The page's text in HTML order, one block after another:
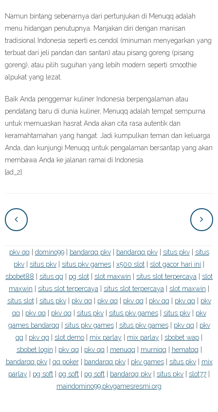
Namun bintang sebenarnya dari pertunjukan di Menuqq adalah
menu hidangan penutupnya. Manjakan diri dengan manisan
tradisional Indonesia seperti es cendol (minuman menyegarkan yang
terbuat dari jeli pandan dan santan) atau pisang goreng (pisang
goreng), atau pilih suguhan yang lebih modern seperti smoothie
alpukat yang lezat.
Baik Anda penggemar kuliner Indonesia berpengalaman atau
pendatang baru di dunia kuliner, Menuqq adalah tempat sempurna
untuk memuaskan hasrat Anda akan cita rasa autentik dan
keramahtamahan yang hangat. Jadi kumpulkan teman dan keluarga
Anda, dan kunjungi Menuqq untuk pengalaman bersantap yang akan
membawa Anda ke jalanan ramai di Indonesia.
[ad_2]
pkv qq domino99| bandarqq pkv| bandarqq pkv| situs pkv| situs
pkv
situs pkv situs pkv games x500 slot slot gacor hari ini
sbobet88
situs qq pg slot slot maxwin situs slot terpercaya
slot
maxwin
situs slot terpercaya situs slot terpercaya slot maxwin
situs slot| situs pkv| pkv qq pkv qq pkv qq pkv qq pkv qq
pkv
qq
pkv qq pkv qq situs pkv| situs pkv games| situs pkv| pkv
games bandarqq
situs pkv games| situs pkv games| pkv qq
pkv
qq
pkv qq slot demo mix parlay mix parlay sbobet wap
sbobet login
pkv qq pkv qq menuqq murniqq hematqq
bandarqq pkv| qq poker| bandarqq pkv| pkv games| situs pkv| mix
parlay
pg soft pg soft pg soft bandarqq pkv situs pkv slot77
maindomino99.pkvgamesresmi.org